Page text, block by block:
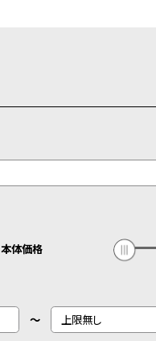
本体価格
～